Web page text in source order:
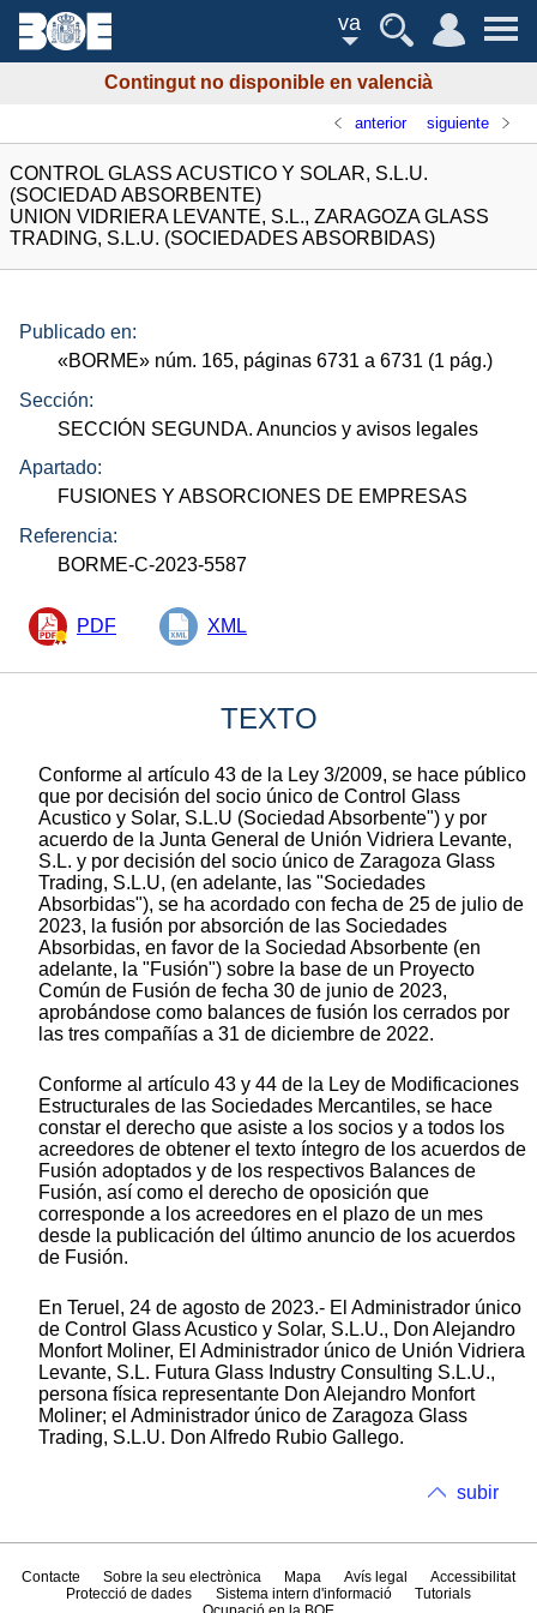
va
Contingut no disponible en valencià
anterior siguiente
CONTROL GLASS ACUSTICO Y SOLAR, S.L.U.
(SOCIEDAD ABSORBENTE)
UNION VIDRIERA LEVANTE, S.L., ZARAGOZA GLASS
TRADING, S.L.U. (SOCIEDADES ABSORBIDAS)
Publicado en:
«BORME» núm. 165, páginas 6731 a 6731 (1 pág.)
Sección:
SECCIÓN SEGUNDA. Anuncios y avisos legales
Apartado:
FUSIONES Y ABSORCIONES DE EMPRESAS
Referencia:
BORME-C-2023-5587
PDF XML
TEXTO
Conforme al artículo 43 de la Ley 3/2009, se hace público
que por decisión del socio único de Control Glass
Acustico y Solar, S.L.U (Sociedad Absorbente") y por
acuerdo de la Junta General de Unión Vidriera Levante,
S.L. y por decisión del socio único de Zaragoza Glass
Trading, S.L.U, (en adelante, las "Sociedades
Absorbidas"), se ha acordado con fecha de 25 de julio de
2023, la fusión por absorción de las Sociedades
Absorbidas, en favor de la Sociedad Absorbente (en
adelante, la "Fusión") sobre la base de un Proyecto
Común de Fusión de fecha 30 de junio de 2023,
aprobándose como balances de fusión los cerrados por
las tres compañías a 31 de diciembre de 2022.
Conforme al artículo 43 y 44 de la Ley de Modificaciones
Estructurales de las Sociedades Mercantiles, se hace
constar el derecho que asiste a los socios y a todos los
acreedores de obtener el texto íntegro de los acuerdos de
Fusión adoptados y de los respectivos Balances de
Fusión, así como el derecho de oposición que
corresponde a los acreedores en el plazo de un mes
desde la publicación del último anuncio de los acuerdos
de Fusión.
En Teruel, 24 de agosto de 2023.- El Administrador único
de Control Glass Acustico y Solar, S.L.U., Don Alejandro
Monfort Moliner, El Administrador único de Unión Vidriera
Levante, S.L. Futura Glass Industry Consulting S.L.U.,
persona física representante Don Alejandro Monfort
Moliner; el Administrador único de Zaragoza Glass
Trading, S.L.U. Don Alfredo Rubio Gallego.
subir
Contacte Sobre la seu electrònica Mapa Avís legal
Accessibilitat
Protecció de dades
Sistema intern d'informació
Tutorials